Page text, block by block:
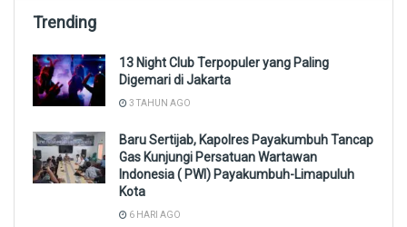
Trending
13 Night Club Terpopuler yang Paling
Digemari di Jakarta
3 TAHUN AGO
Baru Sertijab, Kapolres Payakumbuh Tancap
Gas Kunjungi Persatuan Wartawan
Indonesia ( PWI) Payakumbuh-Limapuluh
Kota
6 HARI AGO